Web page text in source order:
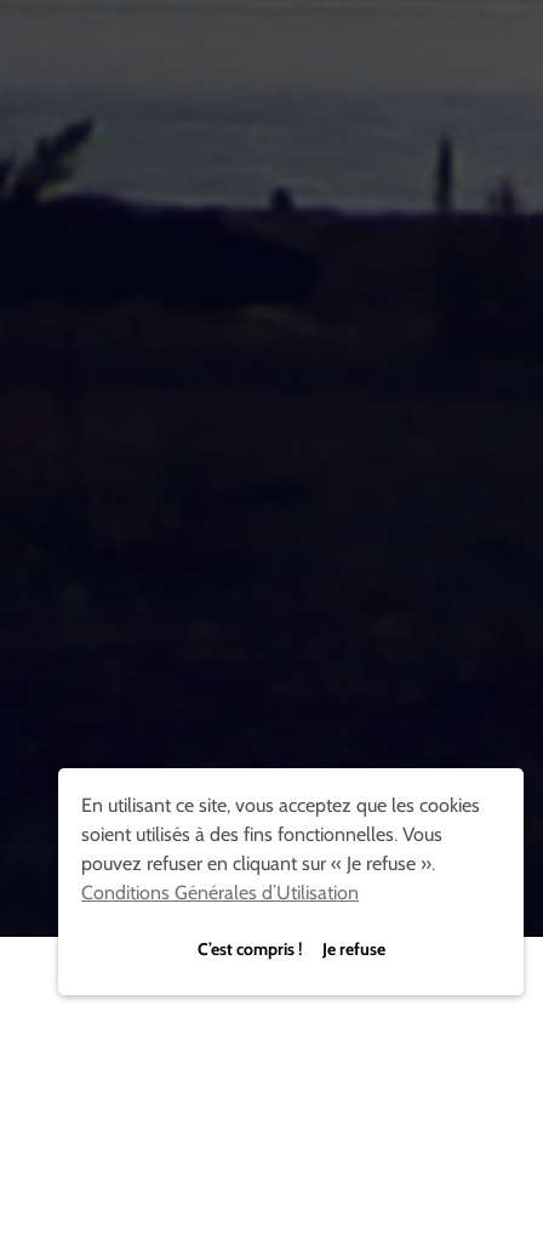
En utilisant ce site, vous acceptez que les cookies
soient utilisés à des fins fonctionnelles. Vous
pouvez refuser en cliquant sur « Je refuse ».
Conditions Générales d’Utilisation
C’est compris ! Je refuse